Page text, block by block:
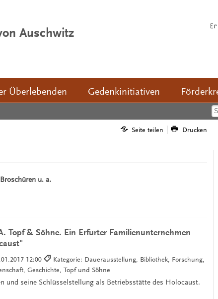
Auschwitz
Überlebenden Gedenkinitiativen
Seite teilen Drucken
u. a.
Topf & Söhne. Ein Erfurter Familienunternehmen
12:00
Kategorie: Dauerausstellung, Bibliothek, Forschung,
Geschichte, Topf und Söhne
und seine Schlüsselstellung als Betriebsstätte des Holocaust.